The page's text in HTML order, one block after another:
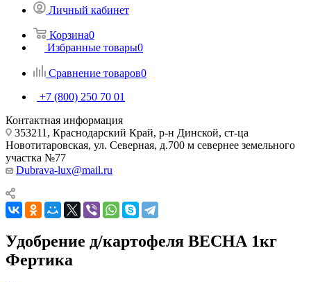
Личный кабинет
Корзина0
Избранные товары0
Сравнение товаров0
+7 (800) 250 70 01
Контактная информация
353211, Краснодарский Край, р-н Динской, ст-ца
Новотитаровская, ул. Северная, д.700 м севернее земельного
участка №77
Dubrava-lux@mail.ru
Удобрение д/картофеля ВЕСНА 1кг
Фертика